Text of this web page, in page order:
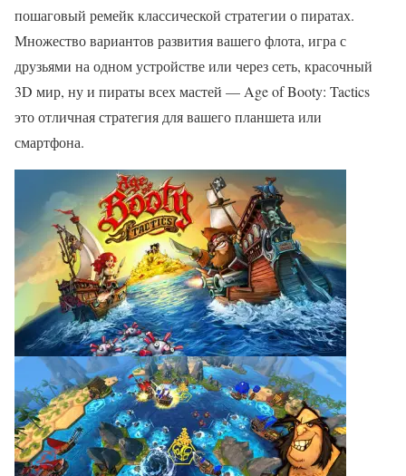
пошаговый ремейк классической стратегии о пиратах.
Множество вариантов развития вашего флота, игра с
друзьями на одном устройстве или через сеть, красочный
3D мир, ну и пираты всех мастей — Age of Booty: Tactics
это отличная стратегия для вашего планшета или
смартфона.